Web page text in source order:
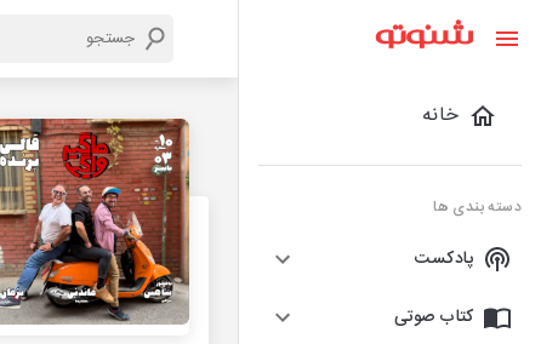
خانه
دسته بندی ها
پادکست
کتاب صوتی